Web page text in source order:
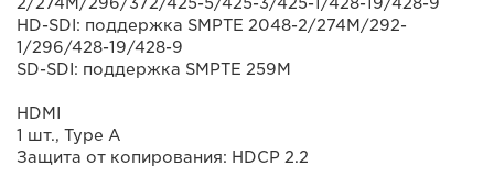
HD-SDI: поддержка SMPTE 2048-2/274M/292-
1/296/428-19/428-9
SD-SDI: поддержка SMPTE 259M
HDMI
1 шт., Type A
Защита от копирования: HDCP 2.2